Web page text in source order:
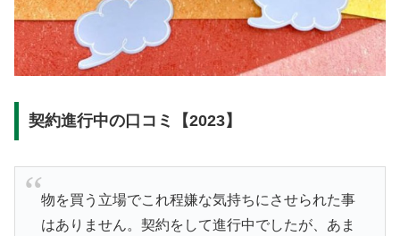
契約進行中の口コミ【2023】
物を買う立場でこれ程嫌な気持ちにさせられた事
はありません。契約をして進行中でしたが、あま